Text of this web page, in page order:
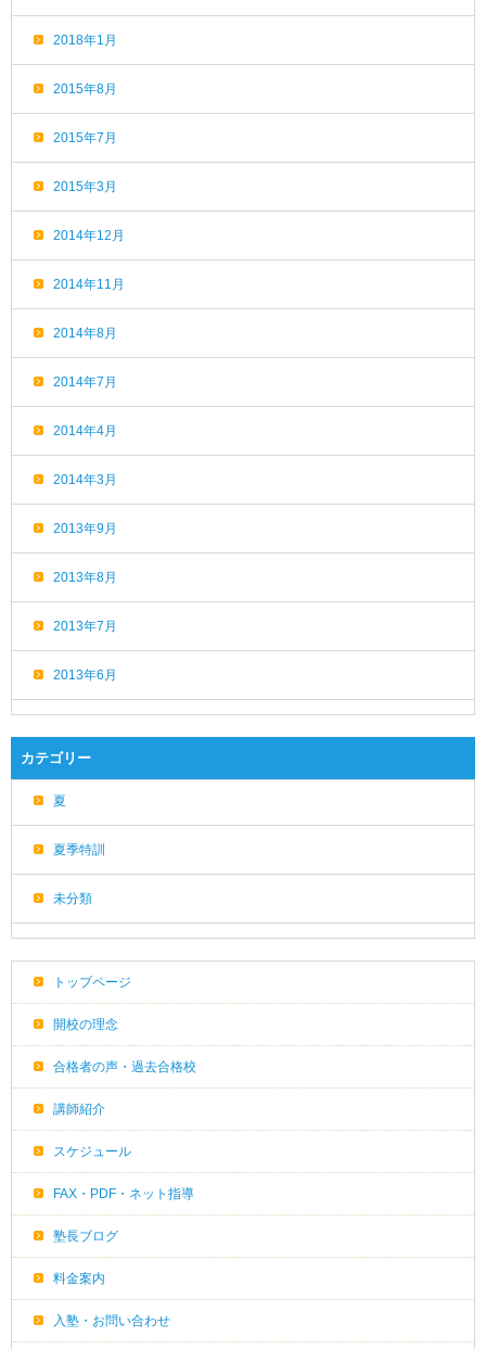
2018年1月
2015年8月
2015年7月
2015年3月
2014年12月
2014年11月
2014年8月
2014年7月
2014年4月
2014年3月
2013年9月
2013年8月
2013年7月
2013年6月
カテゴリー
夏
夏季特訓
未分類
トップページ
開校の理念
合格者の声・過去合格校
講師紹介
スケジュール
FAX・PDF・ネット指導
塾長ブログ
料金案内
入塾・お問い合わせ